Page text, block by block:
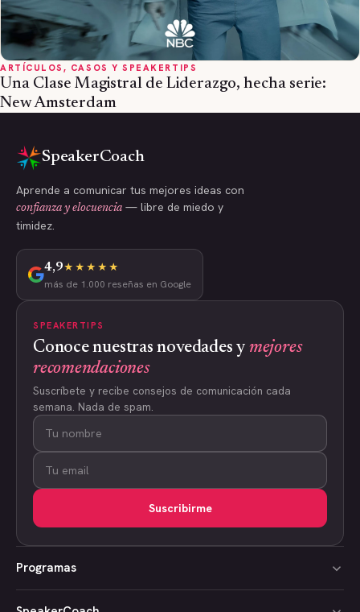
ARTÍCULOS, CASOS Y SPEAKERTIPS
Una Clase Magistral de Liderazgo, hecha serie:
New Amsterdam
SpeakerCoach
Aprende a comunicar tus mejores ideas con
confianza y elocuencia — libre de miedo y
timidez.
4,9★★★★★
más de 1.000 reseñas en Google
SPEAKERTIPS
Conoce nuestras novedades y mejores
recomendaciones
Suscríbete y recibe consejos de comunicación cada
semana. Nada de spam.
Suscribirme
Programas